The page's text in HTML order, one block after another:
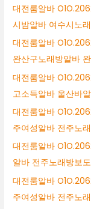
대전룸알바
시밤알바 여수시노
대전룸알바
완산구노래방알바
대전룸알바
고소득알바 울산바
대전룸알바
주여성알바 전주노
대전룸알바
알바 전주노래방보도
대전룸알바
주여성알바 전주노